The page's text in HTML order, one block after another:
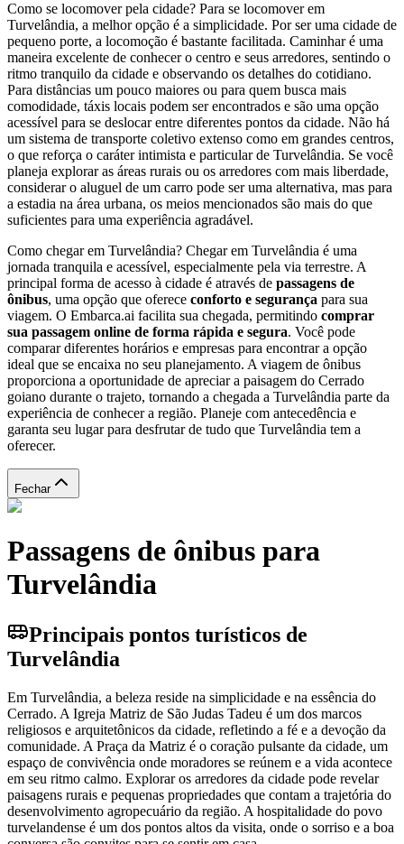
Como se locomover pela cidade? Para se locomover em
Turvelândia, a melhor opção é a simplicidade. Por ser uma cidade de
pequeno porte, a locomoção é bastante facilitada. Caminhar é uma
maneira excelente de conhecer o centro e seus arredores, sentindo o
ritmo tranquilo da cidade e observando os detalhes do cotidiano.
Para distâncias um pouco maiores ou para quem busca mais
comodidade, táxis locais podem ser encontrados e são uma opção
acessível para se deslocar entre diferentes pontos da cidade. Não há
um sistema de transporte coletivo extenso como em grandes centros,
o que reforça o caráter intimista e particular de Turvelândia. Se você
planeja explorar as áreas rurais ou os arredores com mais liberdade,
considerar o aluguel de um carro pode ser uma alternativa, mas para
a estadia na área urbana, os meios mencionados são mais do que
suficientes para uma experiência agradável.
Como chegar em Turvelândia? Chegar em Turvelândia é uma
jornada tranquila e acessível, especialmente pela via terrestre. A
principal forma de acesso à cidade é através de passagens de
ônibus, uma opção que oferece conforto e segurança para sua
viagem. O Embarca.ai facilita sua chegada, permitindo comprar
sua passagem online de forma rápida e segura. Você pode
comparar diferentes horários e empresas para encontrar a opção
ideal que se encaixa no seu planejamento. A viagem de ônibus
proporciona a oportunidade de apreciar a paisagem do Cerrado
goiano durante o trajeto, tornando a chegada a Turvelândia parte da
experiência de conhecer a região. Planeje com antecedência e
garanta seu lugar para desfrutar de tudo que Turvelândia tem a
oferecer.
Fechar
Passagens de ônibus para
Turvelândia
Principais pontos turísticos de
Turvelândia
Em Turvelândia, a beleza reside na simplicidade e na essência do
Cerrado. A Igreja Matriz de São Judas Tadeu é um dos marcos
religiosos e arquitetônicos da cidade, refletindo a fé e a devoção da
comunidade. A Praça da Matriz é o coração pulsante da cidade, um
espaço de convivência onde moradores se reúnem e a vida acontece
em seu ritmo calmo. Explorar os arredores da cidade pode revelar
paisagens rurais e pequenas propriedades que contam a trajetória do
desenvolvimento agropecuário da região. A hospitalidade do povo
turvelandense é um dos pontos altos da visita, onde o sorriso e a boa